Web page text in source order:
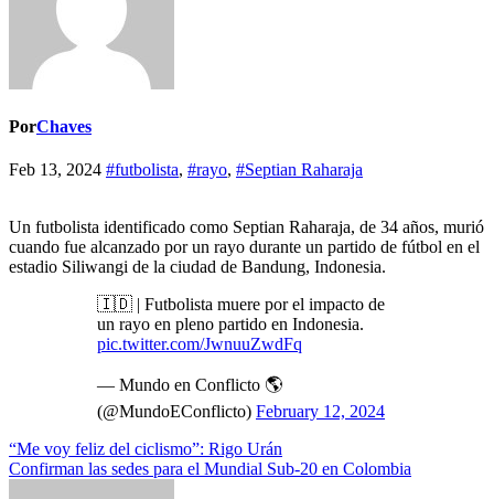
PorChaves
Feb 13, 2024 #futbolista, #rayo, #Septian Raharaja
Un futbolista identificado como Septian Raharaja, de 34 años, murió
cuando fue alcanzado por un rayo durante un partido de fútbol en el
estadio Siliwangi de la ciudad de Bandung, Indonesia.
🇮🇩 | Futbolista muere por el impacto de
un rayo en pleno partido en Indonesia.
pic.twitter.com/JwnuuZwdFq
— Mundo en Conflicto 🌎
(@MundoEConflicto) February 12, 2024
Navegación
de
“Me voy feliz del ciclismo”: Rigo Urán
Confirman las sedes para el Mundial Sub-20 en Colombia